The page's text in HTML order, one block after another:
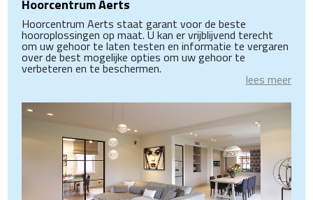
Hoorcentrum Aerts
Hoorcentrum Aerts staat garant voor de beste
hooroplossingen op maat. U kan er vrijblijvend terecht
om uw gehoor te laten testen en informatie te vergaren
over de best mogelijke opties om uw gehoor te
verbeteren en te beschermen.
lees meer